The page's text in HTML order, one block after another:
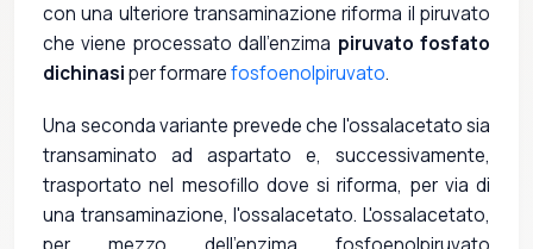
con una ulteriore transaminazione riforma il piruvato
che viene processato dall'enzima piruvato fosfato
dichinasiper formarefosfoenolpiruvato.
Una seconda variante prevede che l'ossalacetato sia
transaminato ad aspartato e, successivamente,
trasportato nel mesofillo dove si riforma, per via di
una transaminazione, l'ossalacetato. L'ossalacetato,